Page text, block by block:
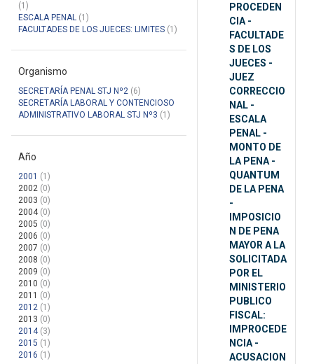
(1)
ESCALA PENAL (1)
FACULTADES DE LOS JUECES: LIMITES (1)
Organismo
SECRETARÍA PENAL STJ Nº2 (6)
SECRETARÍA LABORAL Y CONTENCIOSO
ADMINISTRATIVO LABORAL STJ Nº3 (1)
Año
2001 (1)
2002 (0)
2003 (0)
2004(0)
2005 (0)
2006 (0)
2007 (0)
2008 (0)
2009 (0)
2010 (0)
2011 (0)
2012 (1)
2013 (0)
2014(3)
2015 (1)
2016 (1)
PROCEDEN
CIA -
FACULTADE
S DE LOS
JUECES -
JUEZ
CORRECCIO
NAL -
ESCALA
PENAL -
MONTO DE
LA PENA -
QUANTUM
DE LA PENA
-
IMPOSICIO
N DE PENA
MAYOR A LA
SOLICITADA
POR EL
MINISTERIO
PUBLICO
FISCAL:
IMPROCEDE
NCIA -
ACUSACION